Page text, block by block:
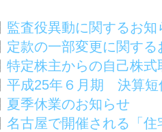
監査役異動に関するお知
定款の一部変更に関する
特定株主からの自己株
平成25年６月期 決算短
夏季休業のお知らせ
名古屋で開催される「